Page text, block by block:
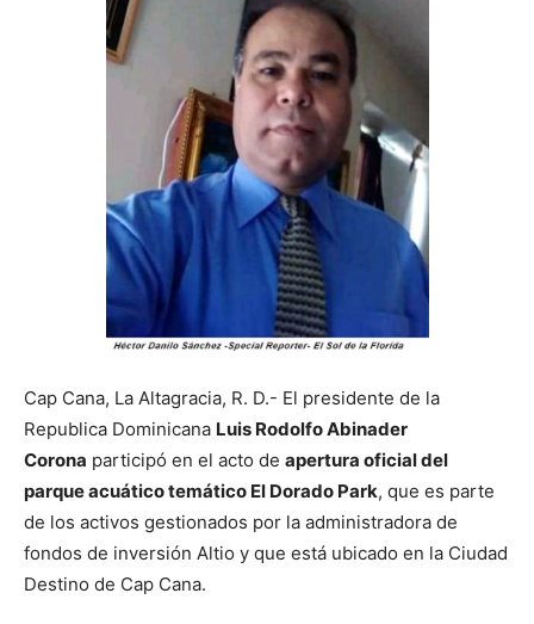
Cap Cana, La Altagracia, R. D.- El presidente de la
Republica Dominicana Luis Rodolfo Abinader
Corona participó en el acto de apertura oficial del
parque acuático temático El Dorado Park, que es parte
de los activos gestionados por la administradora de
fondos de inversión Altio y que está ubicado en la Ciudad
Destino de Cap Cana.